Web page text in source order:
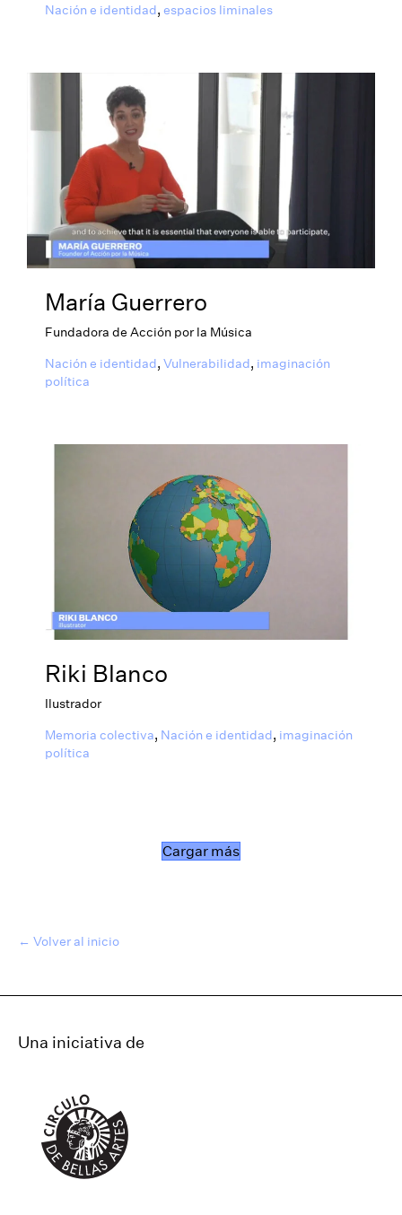
Nación e identidad, espacios liminales
María Guerrero
Fundadora de Acción por la Música
Nación e identidad, Vulnerabilidad, imaginación
política
Riki Blanco
Ilustrador
Memoria colectiva, Nación e identidad, imaginación
política
Cargar más
← Volver al inicio
Una iniciativa de